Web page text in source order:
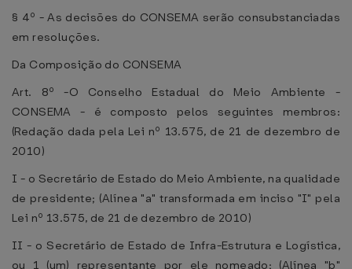
§ 4º - As decisões do CONSEMA serão consubstanciadas
em resoluções.
Da Composição do CONSEMA
Art. 8º -O Conselho Estadual do Meio Ambiente -
CONSEMA - é composto pelos seguintes membros:
(Redação dada pela Lei nº 13.575, de 21 de dezembro de
2010)
I - o Secretário de Estado do Meio Ambiente, na qualidade
de presidente; (Alínea "a" transformada em inciso "I" pela
Lei nº 13.575, de 21 de dezembro de 2010)
II - o Secretário de Estado de Infra-Estrutura e Logística,
ou 1 (um) representante por ele nomeado; (Alínea "b"